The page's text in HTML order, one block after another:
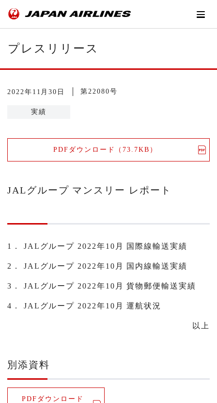
プレスリリース
2022年11月30日 第22080号
実績
PDFダウンロード（73.7KB）
JALグループ マンスリー レポート
1． JALグループ 2022年10月 国際線輸送実績
2． JALグループ 2022年10月 国内線輸送実績
3． JALグループ 2022年10月 貨物郵便輸送実績
4． JALグループ 2022年10月 運航状況
以上
別添資料
PDFダウンロード